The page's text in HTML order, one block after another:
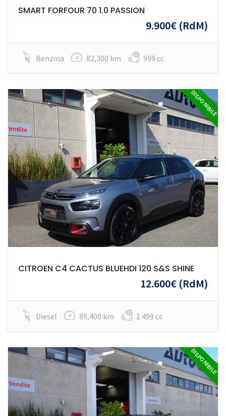
SMART FORFOUR 70 1.0 PASSION
9.900€ (RdM)
Benzina 82,300 km 999 cc
DISPONIBILE
CITROEN C4 CACTUS BLUEHDI 120 S&S SHINE
12.600€ (RdM)
Diesel 89,400 km 1 499 cc
DISPONIBILE